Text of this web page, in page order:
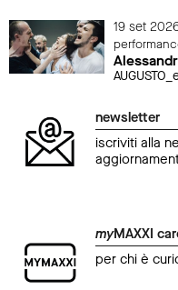
19 set
newsletter
iscriviti alla
myMAXXI
per chi è